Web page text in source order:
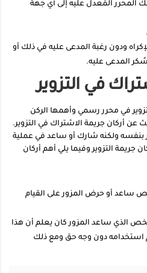
المحرر المُعدَل عليه إلى أي جهة
ودون رغبة المدعى عليه في ذلك أو
سُكر المدعى عليه.
في التزوير
في محرر رسمي وأهمها الركن
عن أركان جريمة الاشتراك في التزوير.
بنفسه ولكنه شارك أو ساعد في عملية
جريمة التزوير وفيما يلي أهم أركان
ساعد أو حرض المزور على القيام
الذي ساعد المزور كان يعلم أن هذا
استخدامه دون وجه حق ومع ذلك